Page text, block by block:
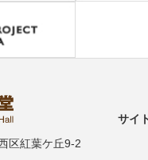
区紅葉ケ丘9-2
サイ